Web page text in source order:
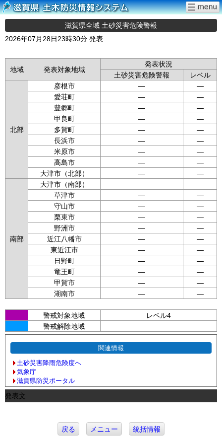
滋賀県全域 土砂災害危険警報
2026年07月28日23時30分 発表
地域 発表対象地域
発表状況
土砂災害危険警報
レベル
北部
彦根市 —
—
愛荘町
—
—
豊郷町
—
—
甲良町
—
—
多賀町
—
—
長浜市
—
—
米原市
—
—
高島市
—
—
大津市（北部）
— —
南部
大津市（南部） —
—
草津市
—
—
守山市
—
—
栗東市
—
—
野洲市
—
—
近江八幡市
—
—
東近江市
—
—
日野町
—
—
竜王町
—
—
甲賀市
—
—
湖南市
— —
警戒対象地域
レベル4
警戒解除地域
関連情報
土砂災害降雨危険度へ
気象庁
滋賀県防災ポータル
発表文
戻る メニュー 統括情報